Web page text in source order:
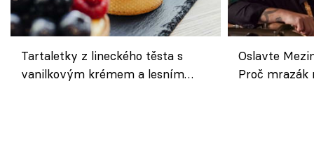
Tartaletky z lineckého těsta s
vanilkovým krémem a lesním
Oslavte
Proč